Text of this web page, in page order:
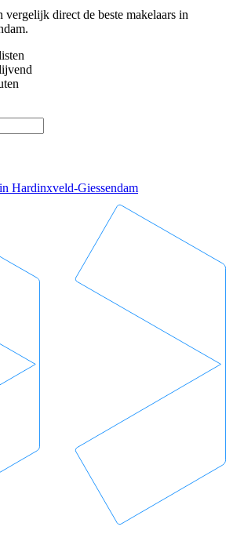
vergelijk direct de beste makelaars in
Hardinxveld-Giessendam